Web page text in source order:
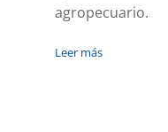
agropecuario.
Leer más